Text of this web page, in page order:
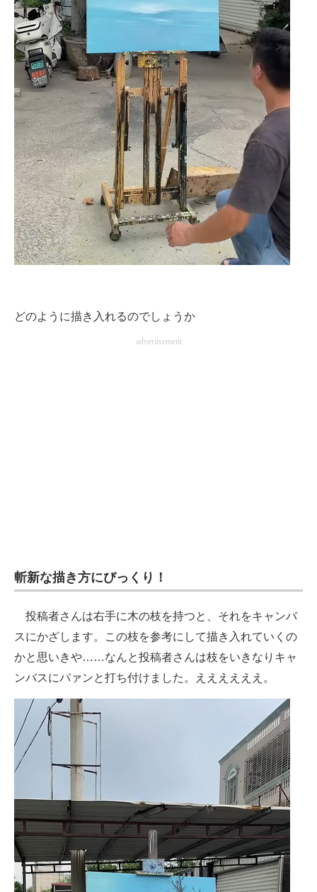
どのように描き入れるのでしょうか
advertisement
斬新な描き方にびっくり！
投稿者さんは右手に木の枝を持つと、それをキャンバ
スにかざします。この枝を参考にして描き入れていくの
かと思いきや……なんと投稿者さんは枝をいきなりキャ
ンバスにパァンと打ち付けました。ええええええ。